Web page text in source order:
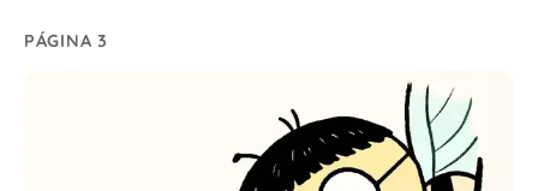
PÁGINA 3